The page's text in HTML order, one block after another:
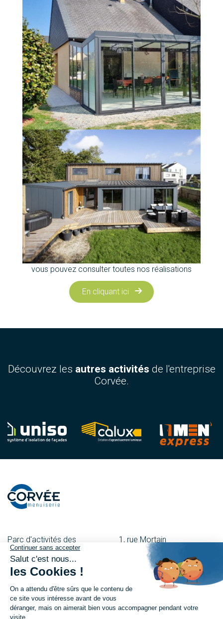
vous pouvez consulter toutes nos réalisations
En cliquant ici
Découvrez les autres activités de l'entreprise
Corvée.
Parc d'activités des
Besnardières
53120 Gorron
02 43 08 00 43
27, rue du Maréchal-Foch
61700 Domfront
1, rue Mortain
50600 St-Hilaire-Du-
Harcouët
02 33 69 08 55
53500 Ernée